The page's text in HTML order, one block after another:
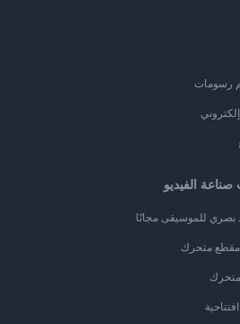
رسومات
صناعة الفيديو
بصري للموسيقى مجانًا
مقطع متحرك